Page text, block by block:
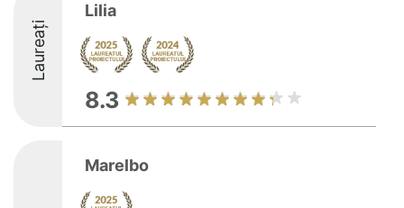
Laureați
Lilia
8.3
Marelbo